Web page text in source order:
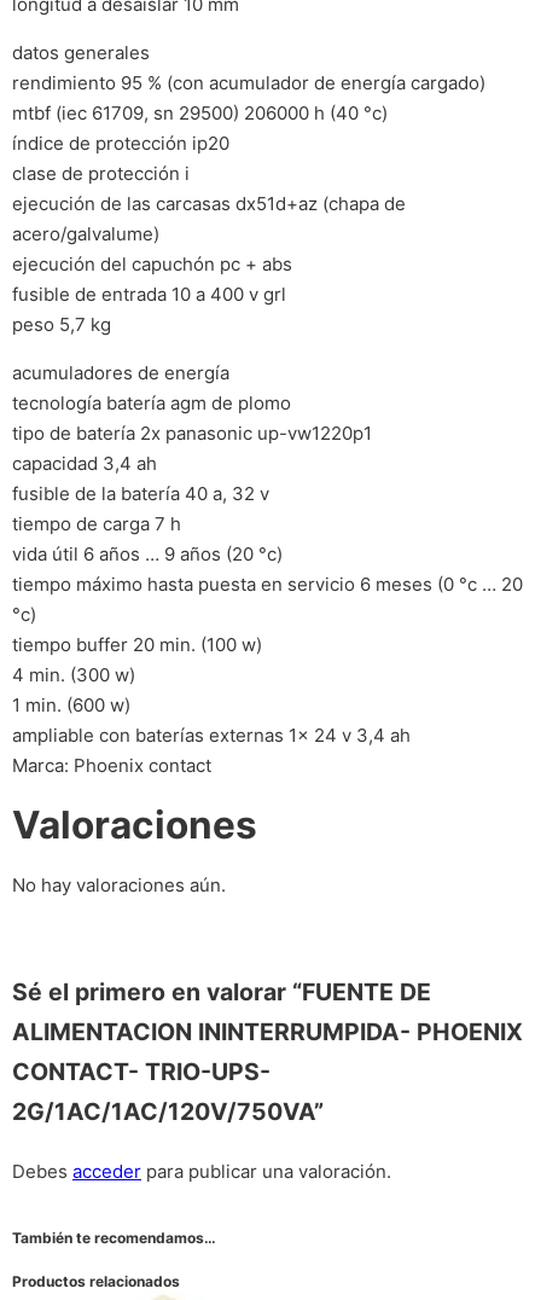
longitud a desaislar 10 mm
datos generales
rendimiento 95 % (con acumulador de energía cargado)
mtbf (iec 61709, sn 29500) 206000 h (40 °c)
índice de protección ip20
clase de protección i
ejecución de las carcasas dx51d+az (chapa de
acero/galvalume)
ejecución del capuchón pc + abs
fusible de entrada 10 a 400 v grl
peso 5,7 kg
acumuladores de energía
tecnología batería agm de plomo
tipo de batería 2x panasonic up-vw1220p1
capacidad 3,4 ah
fusible de la batería 40 a, 32 v
tiempo de carga 7 h
vida útil 6 años … 9 años (20 °c)
tiempo máximo hasta puesta en servicio 6 meses (0 °c … 20
°c)
tiempo buffer 20 min. (100 w)
4 min. (300 w)
1 min. (600 w)
ampliable con baterías externas 1x 24 v 3,4 ah
Marca: Phoenix contact
Valoraciones
No hay valoraciones aún.
Sé el primero en valorar “FUENTE DE
ALIMENTACION ININTERRUMPIDA- PHOENIX
CONTACT- TRIO-UPS-
2G/1AC/1AC/120V/750VA”
Debes acceder para publicar una valoración.
También te recomendamos…
Productos relacionados